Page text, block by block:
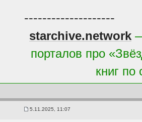
--------------------
starchive.network
порталов про
книг по
5.11.2025, 11:07